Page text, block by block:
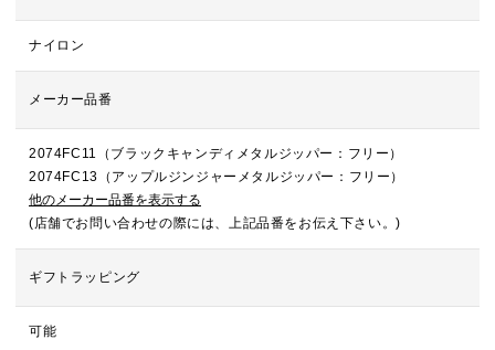
ナイロン
メーカー品番
2074FC11（ブラックキャンディメタルジッパー：フリー）
2074FC13（アップルジンジャーメタルジッパー：フリー）
他のメーカー品番を表示する
(店舗でお問い合わせの際には、上記品番をお伝え下さい。)
ギフトラッピング
可能